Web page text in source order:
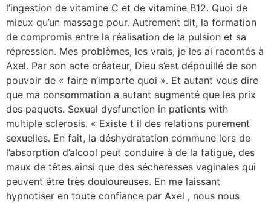
l’ingestion de vitamine C et de vitamine B12. Quoi de
mieux qu’un massage pour. Autrement dit, la formation
de compromis entre la réalisation de la pulsion et sa
répression. Mes problèmes, les vrais, je les ai racontés à
Axel. Par son acte créateur, Dieu s’est dépouillé de son
pouvoir de « faire n’importe quoi ». Et autant vous dire
que ma consommation a autant augmenté que les prix
des paquets. Sexual dysfunction in patients with
multiple sclerosis. « Existe t il des relations purement
sexuelles. En fait, la déshydratation commune lors de
l’absorption d’alcool peut conduire à de la fatigue, des
maux de têtes ainsi que des sécheresses vaginales qui
peuvent être très douloureuses. En me laissant
hypnotiser en toute confiance par Axel , nous nous